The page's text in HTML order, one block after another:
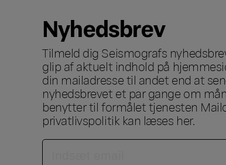
Nyhedsbrev
Tilmeld dig Seismografs
glip af aktuelt indhold på
din mailadresse til andet end at
nyhedsbrevet et par gange om
benytter til formålet tjenesten
privatlivspolitik kan læses her.